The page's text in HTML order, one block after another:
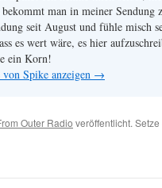
bekommt man in meiner
seit August und fühle misch
es wert wäre, es hier
ein Korn!
Spike anzeigen →
Outer Radio veröffentlicht.